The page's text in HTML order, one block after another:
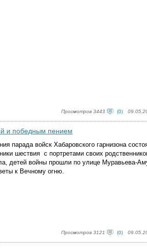
Просмотров 3443 (0)
и победным пением
парада войск Хабаровского гарнизона
шествия с портретами своих
детей войны прошли по улице Муравьева-
к Вечному огню.
Просмотров 3121 (0)